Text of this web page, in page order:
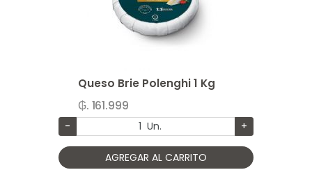
Queso Brie Polenghi 1 Kg
₲. 161.999
- Un. +
AGREGAR AL CARRITO